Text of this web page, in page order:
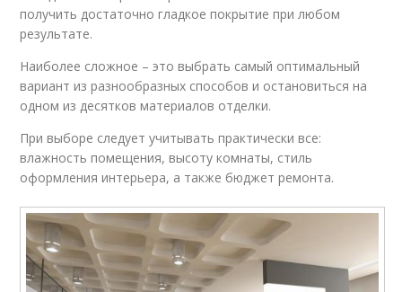
получить достаточно гладкое покрытие при любом
результате.
Наиболее сложное – это выбрать самый оптимальный
вариант из разнообразных способов и остановиться на
одном из десятков материалов отделки.
При выборе следует учитывать практически все:
влажность помещения, высоту комнаты, стиль
оформления интерьера, а также бюджет ремонта.